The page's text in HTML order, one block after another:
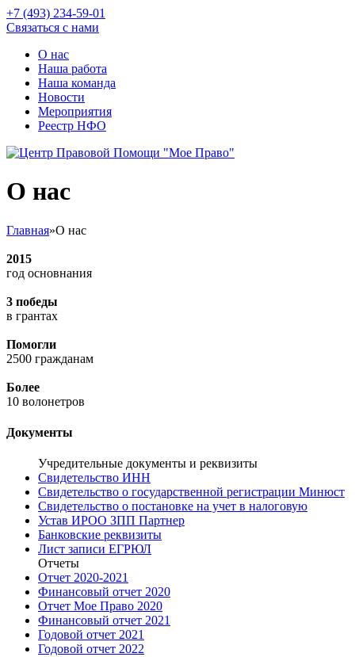
+7 (493) 234-59-01
Связаться с нами
О нас
Наша работа
Наша команда
Новости
Мероприятия
Реестр НФО
О нас
Главная»О нас
2015
год основнания
3 победы
в грантах
Помогли
2500 гражданам
Более
10 волонетров
Документы
Учредительные документы и реквизиты
Свидетельство ИНН
Свидетельство о государственной регистрации Минюст
Свидетельство о постановке на учет в налоговую
Устав ИРОО ЗПП Партнер
Банковские реквизиты
Лист записи ЕГРЮЛ
Отчеты
Отчет 2020-2021
Финансовый отчет 2020
Отчет Мое Право 2020
Финансовый отчет 2021
Годовой отчет 2021
Годовой отчет 2022